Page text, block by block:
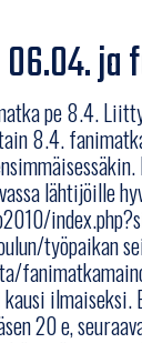
ja
pe 8.4.
8.4.
lähtijöille
työpaikan
ilmaiseksi.
20 e,